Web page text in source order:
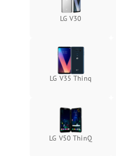
LG V30
LG V35 Thinq
LG V50 ThinQ